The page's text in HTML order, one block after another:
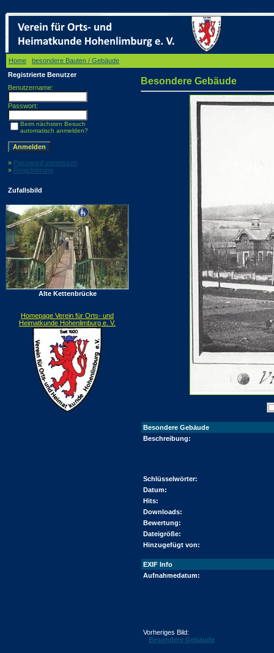
Home besondere Bauten / Gebäude
Registrierte Benutzer
Benutzername:
Passwort:
Beim nächsten Besuch
automatisch anmelden?
» Password vergessen
» Registrierung
Zufallsbild
Alte Kettenbrücke
Homepage Verein für Orts- und
Heimatkunde Hohenlimburg e. V.
Besondere Gebäude
Besondere Gebäude
Beschreibung:
Schlüsselwörter:
Datum:
Hits:
Downloads:
Bewertung:
Dateigröße:
Hinzugefügt von:
EXIF Info
Aufnahmedatum:
Vorheriges Bild:
Besondere Gebäude